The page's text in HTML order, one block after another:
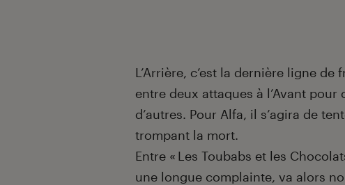
L’Arrière, c’est la dernière ligne de
entre deux attaques à l’Avant
d’autres. Pour Alfa, il s’agira de
trompant la mort.
Entre « Les Toubabs et les
une longue complainte, va alors